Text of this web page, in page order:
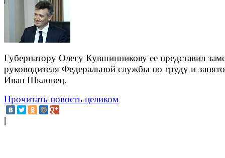
Губернатору Олегу Кувшинникову ее представил
руководителя Федеральной службы по труду и
Иван Шкловец.
Прочитать новость целиком
|